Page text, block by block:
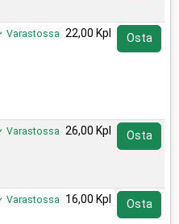
Varastossa 22,00 Kpl Osta
Varastossa 26,00 Kpl Osta
Varastossa 16,00 Kpl Osta